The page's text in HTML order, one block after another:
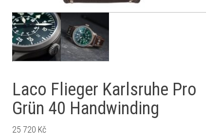
Laco Flieger Karlsruhe Pro
Grün 40 Handwinding
25 720 Kč